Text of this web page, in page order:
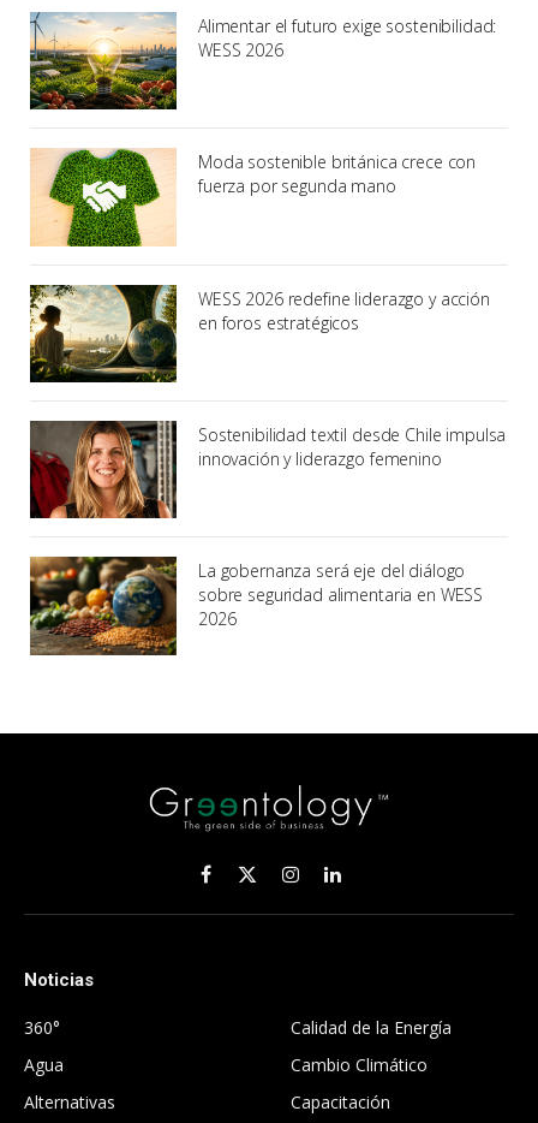
Alimentar el futuro exige sostenibilidad:
WESS 2026
Moda sostenible británica crece con
fuerza por segunda mano
WESS 2026 redefine liderazgo y acción
en foros estratégicos
Sostenibilidad textil desde Chile impulsa
innovación y liderazgo femenino
La gobernanza será eje del diálogo
sobre seguridad alimentaria en WESS
2026
Facebook
X
(Twitter)
InstagramLinkedIn
Noticias
360°
Agua
Alternativas
Calidad de la Energía
Cambio Climático
Capacitación